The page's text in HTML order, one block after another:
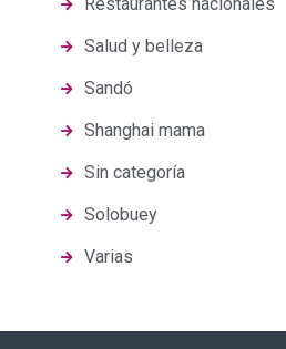
Restaurantes nacionales
Salud y belleza
Sandó
Shanghai mama
Sin categoría
Solobuey
Varias